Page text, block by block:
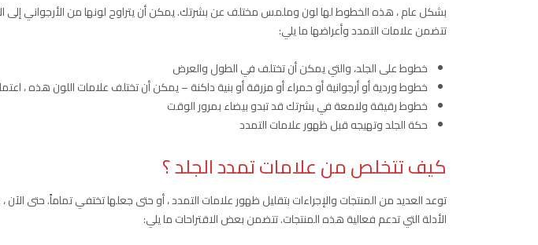
بشكل عام ، هذه الخطوط لها لون وملمس مختلف عن بشرتك. يمكن أن يتراوح لونها من الأرجواني إلى
تتضمن علامات التمدد وأعراضها ما يلي:
خطوط على الجلد، والتي يمكن أن تختلف في الطول والعرض
خطوط وردية أو أرجوانية أو حمراء أو مزرقة أو بنية داكنة – يمكن أن تختلف علامات اللون هذه ،
خطوط رقيقة ولامعة في بشرتك قد تبدو بيضاء بمرور الوقت
حكة الجلد وتهيجه قبل ظهور علامات التمدد
كيف تتخلص من علامات تمدد الجلد ؟
توعد العديد من المنتجات والإجراءات بتقليل ظهور علامات التمدد ، أو حتى جعلها تختفي تماماً. حتى
الأدلة التي تدعم فعالية هذه المنتجات. تتضمن بعض الاقتراحات ما يلي: